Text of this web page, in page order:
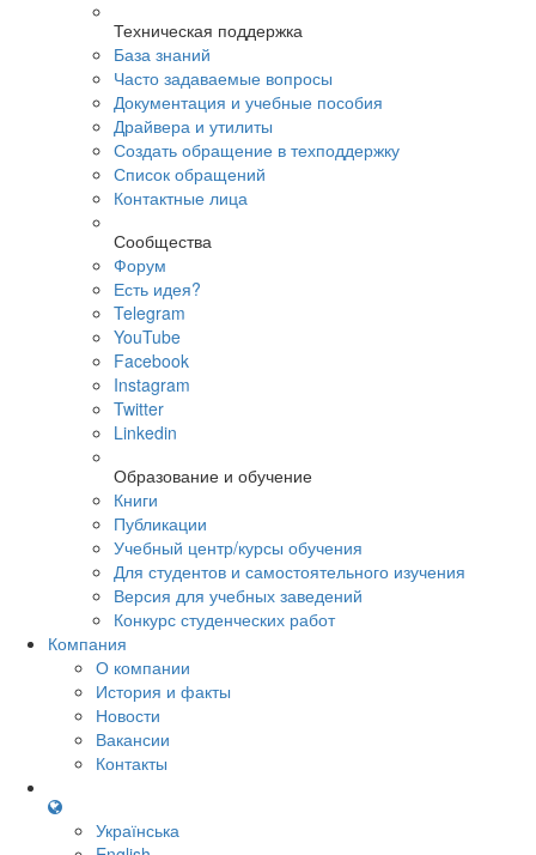
Техническая поддержка
База знаний
Часто задаваемые вопросы
Документация и учебные пособия
Драйвера и утилиты
Создать обращение в техподдержку
Список обращений
Контактные лица
Сообщества
Форум
Есть идея?
Telegram
YouTube
Facebook
Instagram
Twitter
Linkedin
Образование и обучение
Книги
Публикации
Учебный центр/курсы обучения
Для студентов и самостоятельного изучения
Версия для учебных заведений
Конкурс студенческих работ
Компания
О компании
История и факты
Новости
Вакансии
Контакты
Українська